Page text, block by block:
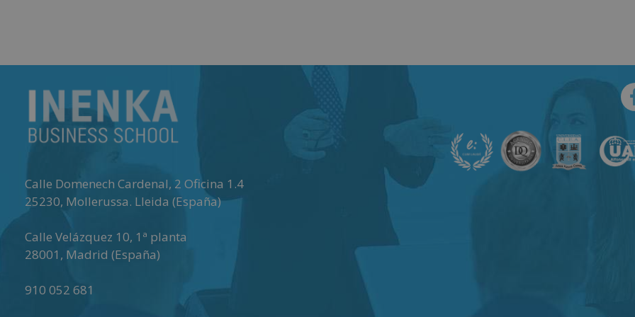
Calle Domenech Cardenal, 2 Oficina 1.4
25230, Mollerussa. Lleida (España)
Calle Velázquez 10, 1ª planta
28001 , Madrid (España)
910 052 681